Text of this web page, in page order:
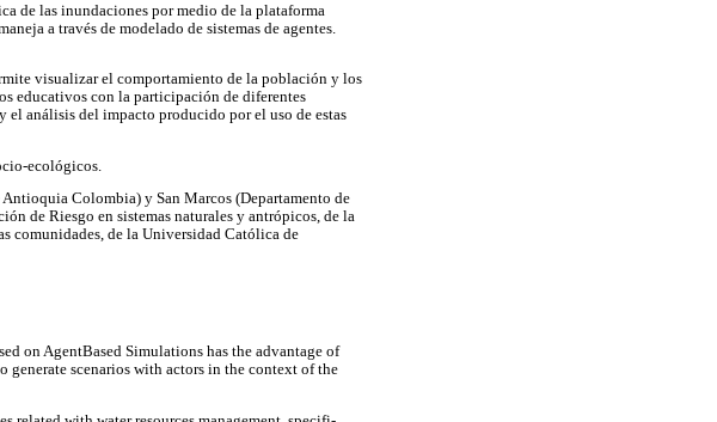
de las inundaciones por medio de la plataforma
a través de modelado de sistemas de agentes.
visualizar el comportamiento de la población y los
educativos con la participación de diferentes
el análisis del impacto producido por el uso de estas
ecológicos.
Colombia) y San Marcos (Departamento de
de Riesgo en sistemas naturales y antrópicos, de la
comunidades, de la Universidad Católica de
on AgentBased Simulations has the advantage of
scenarios with actors in the context of the